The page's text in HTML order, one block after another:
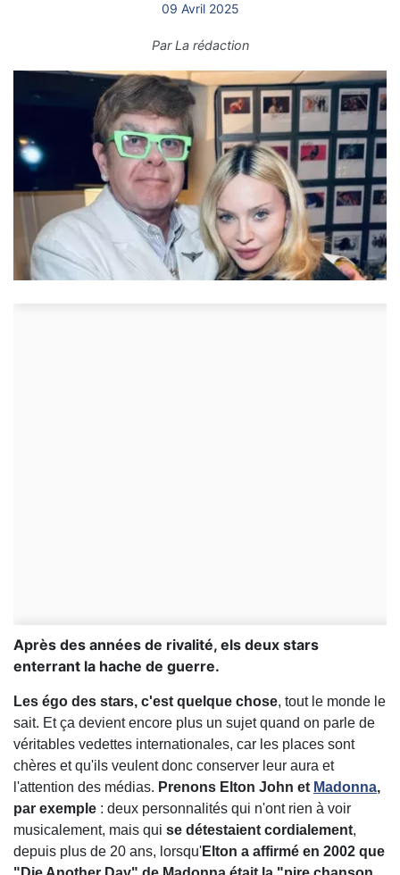
09 Avril 2025
ParLa rédaction
Après des années de rivalité, els deux stars
enterrant la hache de guerre.
Les égo des stars, c'est quelque chose, tout le monde le
sait. Et ça devient encore plus un sujet quand on parle de
véritables vedettes internationales, car les places sont
chères et qu'ils veulent donc conserver leur aura et
l'attention des médias. Prenons Elton John et Madonna,
par exemple : deux personnalités qui n'ont rien à voir
musicalement, mais qui se détestaient cordialement,
depuis plus de 20 ans, lorsqu'Elton a affirmé en 2002 que